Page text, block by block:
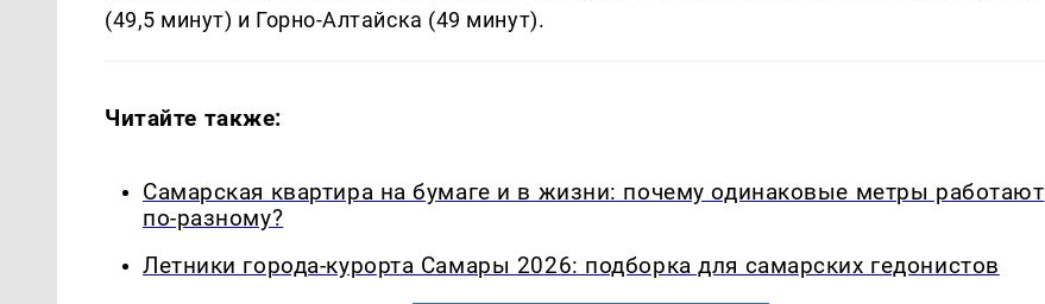
(49,5 минут) и Горно-Алтайска (49 минут).
Читайте также:
Самарская квартира на бумаге и в жизни: почему одинаковые метры работают
по-разному?
Летники города-курорта Самары 2026: подборка для самарских гедонистов